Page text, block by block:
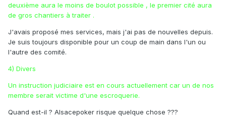
deuxième aura le moins de boulot possible , le premier cité aura
de gros chantiers à traiter .
J'avais proposé mes services, mais j'ai pas de nouvelles depuis.
Je suis toujours disponible pour un coup de main dans l'un ou
l'autre des comité.
4) Divers
Un instruction judiciaire est en cours actuellement car un de nos
membre serait victime d'une escroquerie.
Quand est-il ? Alsacepoker risque quelque chose ???